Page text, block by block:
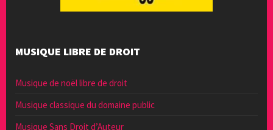
MUSIQUE LIBRE DE DROIT
Musique de noël libre de droit
Musique classique du domaine public
Musique Sans Droit d’Auteur